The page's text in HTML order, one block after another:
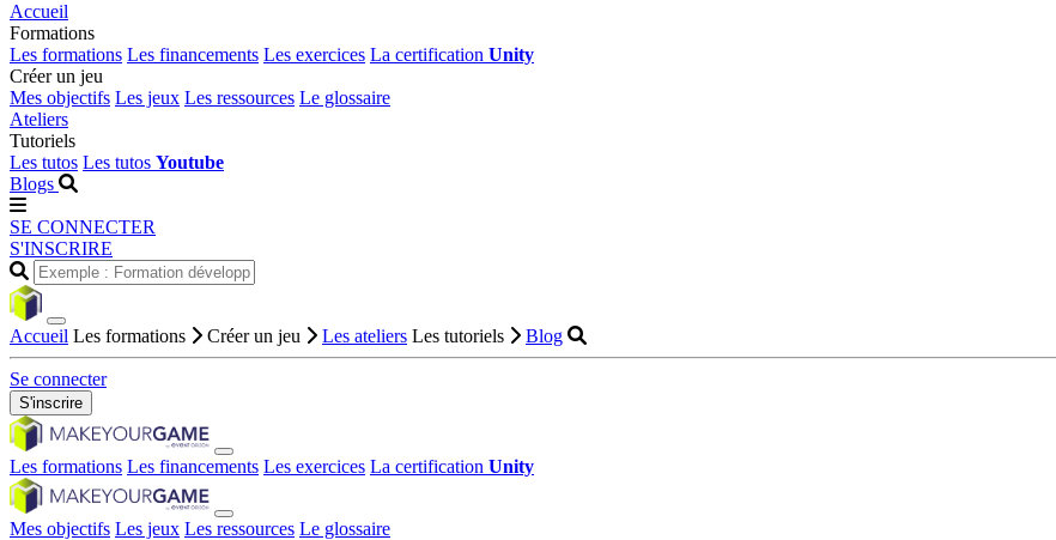
Accueil
Formations
Les formations Les financements Les exercices La certification Unity
Créer un jeu
Mes objectifs Les jeux Les ressources Le glossaire
Ateliers
Tutoriels
Les tutos Les tutos Youtube
Blogs
SE CONNECTER
S'INSCRIRE
Accueil Les formations Créer un jeu Les ateliers Les tutoriels Blog
Se connecter
S'inscrire
Les formations Les financements Les exercices La certification Unity
Mes objectifs Les jeux Les ressources Le glossaire